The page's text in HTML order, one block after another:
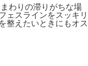
わりの滞りがちな場
ェスラインをスッキリ
整えたいときにもオス